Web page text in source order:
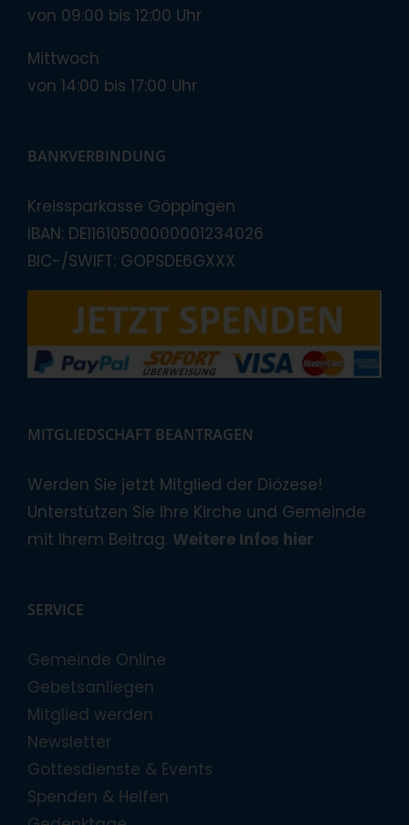
von 09:00 bis 12:00 Uhr
Mittwoch
von 14:00 bis 17:00 Uhr
BANKVERBINDUNG
Kreissparkasse Göppingen
IBAN: DE11610500000001234026
BIC-/SWIFT: GOPSDE6GXXX
MITGLIEDSCHAFT BEANTRAGEN
Werden Sie jetzt Mitglied der Diözese!
Unterstützen Sie Ihre Kirche und Gemeinde
mit Ihrem Beitrag. Weitere Infos hier
SERVICE
Gemeinde Online
Gebetsanliegen
Mitglied werden
Newsletter
Gottesdienste & Events
Spenden & Helfen